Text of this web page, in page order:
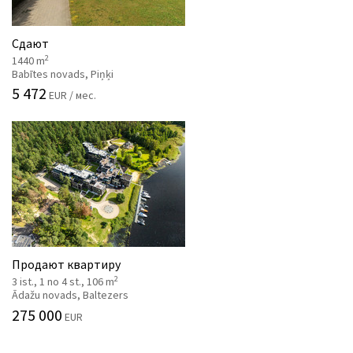
Сдают
1440 m2
Babītes novads, Piņķi
5 472 EUR / мес.
Продают квартиру
3 ist., 1 no 4 st., 106 m2
Ādažu novads, Baltezers
275 000 EUR